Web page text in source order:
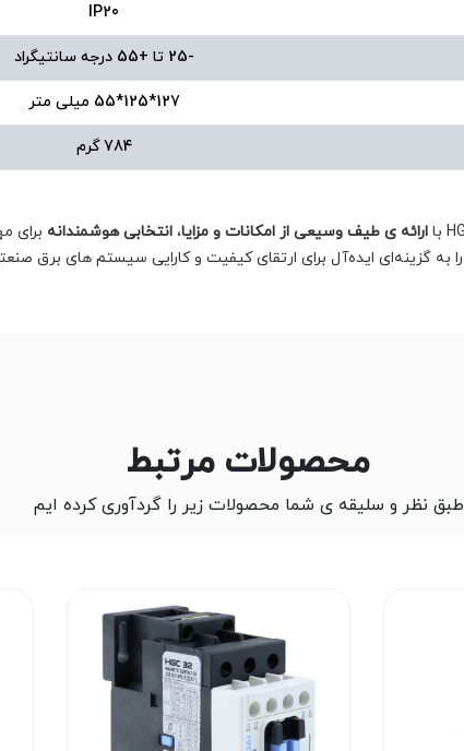
IP20
-25 تا +55 درجه سانتیگراد
127*125*55 میلی متر
784 گرم
ارائه ی طیف وسیعی از امکانات و مزایا، انتخابی هوشمندانه برای
را به گزینه‌ای ایده‌آل برای ارتقای کیفیت و کارایی سیستم های برق
محصولات مرتبط
طبق نظر و سلیقه ی شما محصولات زیر را گردآوری کرده ایم